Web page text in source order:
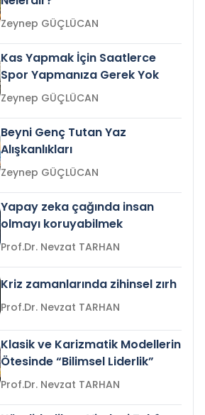
Zeynep GÜÇLÜCAN
Kas Yapmak İçin Saatlerce
Spor Yapmanıza Gerek Yok
Zeynep GÜÇLÜCAN
Beyni Genç Tutan Yaz
Alışkanlıkları
Zeynep GÜÇLÜCAN
Yapay zeka çağında insan
olmayı koruyabilmek
Prof.Dr. Nevzat TARHAN
Kriz zamanlarında zihinsel zırh
Prof.Dr. Nevzat TARHAN
Klasik ve Karizmatik Modellerin
Ötesinde “Bilimsel Liderlik”
Prof.Dr. Nevzat TARHAN